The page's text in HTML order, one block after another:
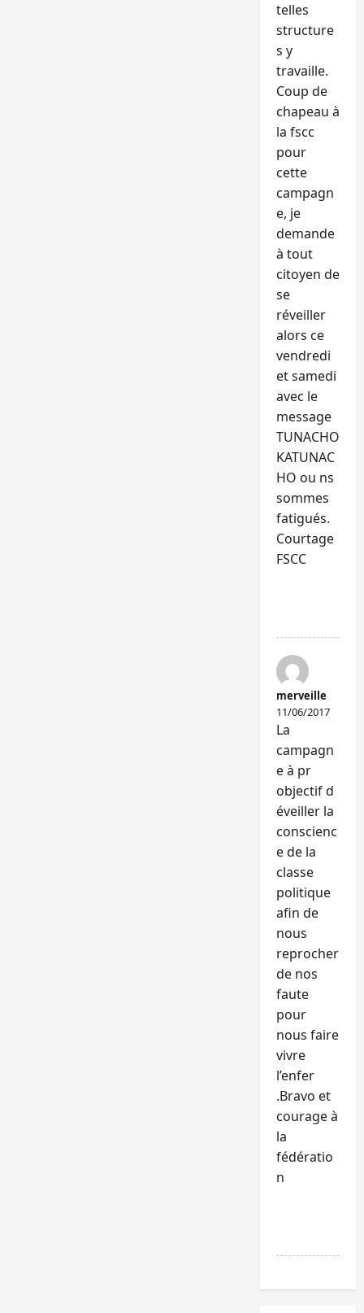
telles
structure
s y
travaille.
Coup de
chapeau à
la fscc
pour
cette
campagn
e, je
demande
à tout
citoyen de
se
réveiller
alors ce
vendredi
et samedi
avec le
message
TUNACHO
KATUNAC
HO ou ns
sommes
fatigués.
Courtage
FSCC
merveille
11/06/2017
La
campagn
e à pr
objectif d
éveiller la
conscienc
e de la
classe
politique
afin de
nous
reprocher
de nos
faute
pour
nous faire
vivre
l’enfer
.Bravo et
courage à
la
fédératio
n